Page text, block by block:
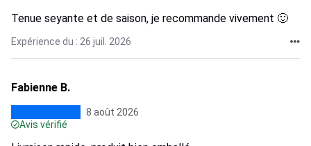
Tenue seyante et de saison, je recommande vivement 🙂
Expérience du : 26 juil. 2026
Fabienne B.
8 août 2026
Avis vérifié